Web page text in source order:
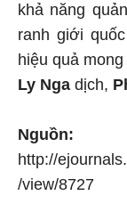
khả năng
ranh giới
hiệu quả
Ly Nga dịch,
Nguồn:
http://
/view/8727